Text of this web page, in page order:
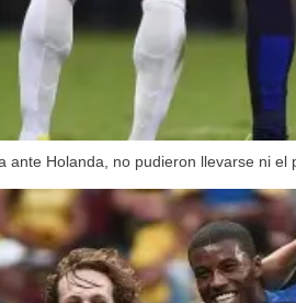
Holanda, no pudieron llevarse ni el